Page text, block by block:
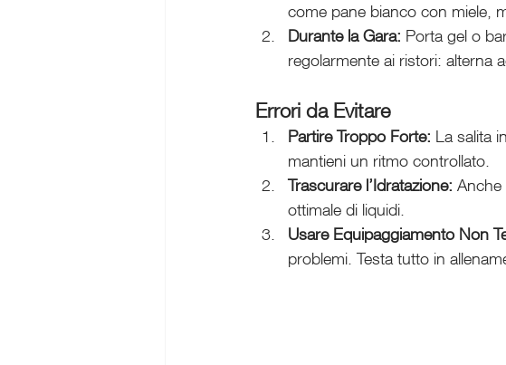
come pane bianco con miele,
Durante la Gara: Porta gel o
regolarmente ai ristori: alterna
Errori da Evitare
Partire Troppo Forte: La salita
mantieni un ritmo controllato.
Trascurare l’Idratazione: Anche
ottimale di liquidi.
Usare Equipaggiamento Non
problemi. Testa tutto in